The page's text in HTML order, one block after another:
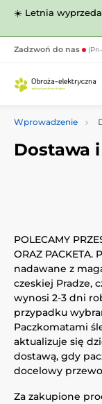
☀️ Letnia
Zadzwoń do nas
Wprowadzenie
Dostawa
POLECAMY
ORAZ PACKETA.
nadawane z
czeskiej Pradze,
wynosi 2-3 dni
przypadku
Paczkomatami
aktualizuje się
dostawą, gdy
docelowy
Za zakupione